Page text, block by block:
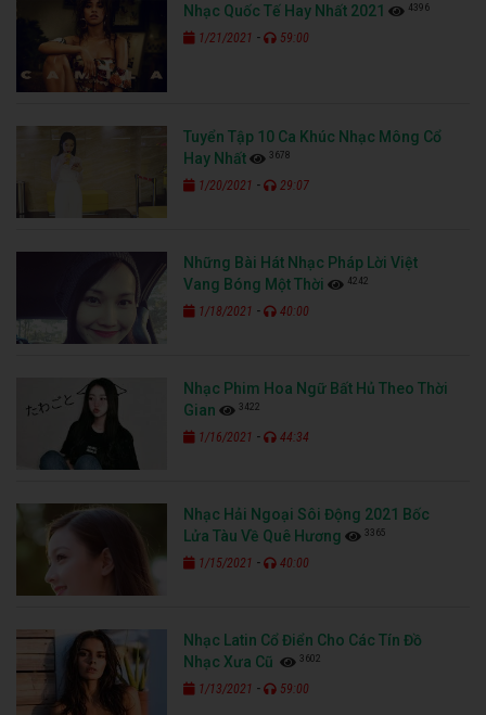
Nhạc Quốc Tế Hay Nhất 2021 4396
1/21/2021 - 59:00
Tuyển Tập 10 Ca Khúc Nhạc Mông Cổ
Hay Nhất
3678
1/20/2021 - 29:07
Những Bài Hát Nhạc Pháp Lời Việt
Vang Bóng Một Thời
4242
1/18/2021 - 40:00
Nhạc Phim Hoa Ngữ Bất Hủ Theo Thời
Gian
3422
1/16/2021 - 44:34
Nhạc Hải Ngoại Sôi Động 2021 Bốc
Lửa Tàu Về Quê Hương
3365
1/15/2021 - 40:00
Nhạc Latin Cổ Điển Cho Các Tín Đồ
Nhạc Xưa Cũ
3602
1/13/2021 - 59:00